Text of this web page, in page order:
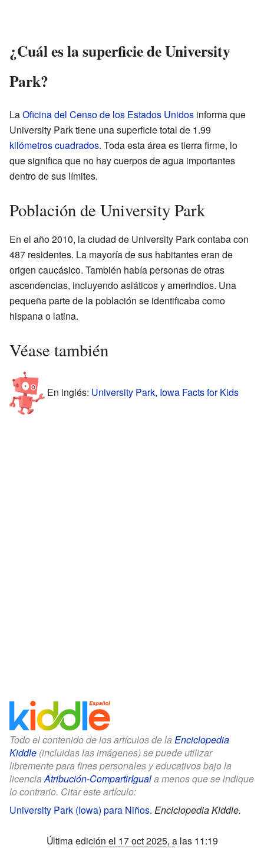
¿Cuál es la superficie de University
Park?
LaOficina del Censo de los Estados Unidos informa que
University Park tiene una superficie total de 1.99
kilómetros cuadrados. Toda esta área es tierra firme, lo
que significa que no hay cuerpos de agua importantes
dentro de sus límites.
Población de University Park
En el año 2010, la ciudad de University Park contaba con
487 residentes. La mayoría de sus habitantes eran de
origen caucásico. También había personas de otras
ascendencias, incluyendo asiáticos y amerindios. Una
pequeña parte de la población se identificaba como
hispana o latina.
Véase también
En inglés: University Park, Iowa Facts for Kids
Todo el contenido de los artículos de la Enciclopedia
Kiddle (incluidas las imágenes) se puede utilizar
libremente para fines personales y educativos bajo la
licenciaAtribución-CompartirIguala menos que se indique
lo contrario. Citar este artículo:
University Park (Iowa) para Niños. Enciclopedia Kiddle.
Última edición el 17 oct 2025, a las 11:19